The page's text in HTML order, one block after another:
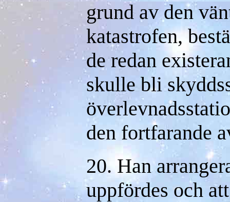
grund av den
katastrofen,
de redan
skulle bli
den fortfarande
20. Han
uppfördes och